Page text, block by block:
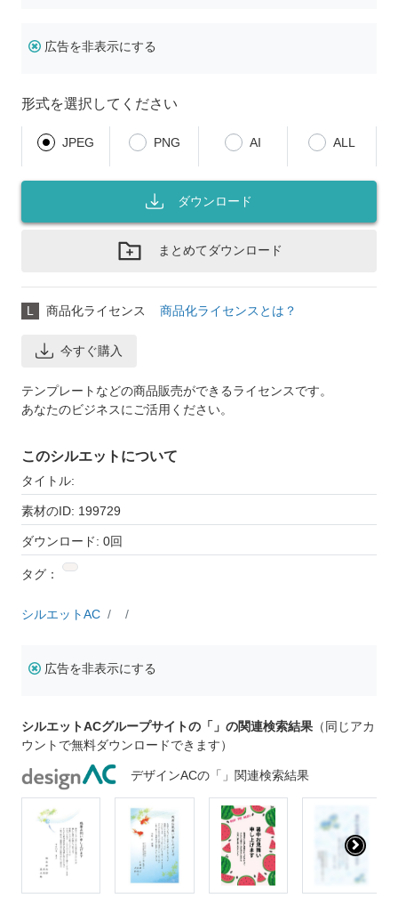
広告を非表示にする
形式を選択してください
JPEG PNG AI ALL
ダウンロード
まとめてダウンロード
L 商品化ライセンス 商品化ライセンスとは？
今すぐ購入
テンプレートなどの商品販売ができるライセンスです。
あなたのビジネスにご活用ください。
このシルエットについて
タイトル:
素材のID: 199729
ダウンロード: 0回
タグ：
シルエットAC
広告を非表示にする
シルエットACグループサイトの「」の関連検索結果 （同じアカ
ウントで無料ダウンロードできます）
デザインACの「」関連検索結果